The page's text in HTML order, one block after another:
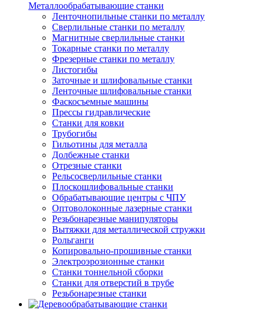
Металлообрабатывающие станки
Ленточнопильные станки по металлу
Сверлильные станки по металлу
Магнитные сверлильные станки
Токарные станки по металлу
Фрезерные станки по металлу
Листогибы
Заточные и шлифовальные станки
Ленточные шлифовальные станки
Фаскосъемные машины
Прессы гидравлические
Станки для ковки
Трубогибы
Гильотины для металла
Долбежные станки
Отрезные станки
Рельсосверлильные станки
Плоскошлифовальные станки
Обрабатывающие центры с ЧПУ
Оптоволоконные лазерные станки
Резьбонарезные манипуляторы
Вытяжки для металлической стружки
Рольганги
Копировально-прошивные станки
Электроэрозионные станки
Станки тоннельной сборки
Станки для отверстий в трубе
Резьбонарезные станки